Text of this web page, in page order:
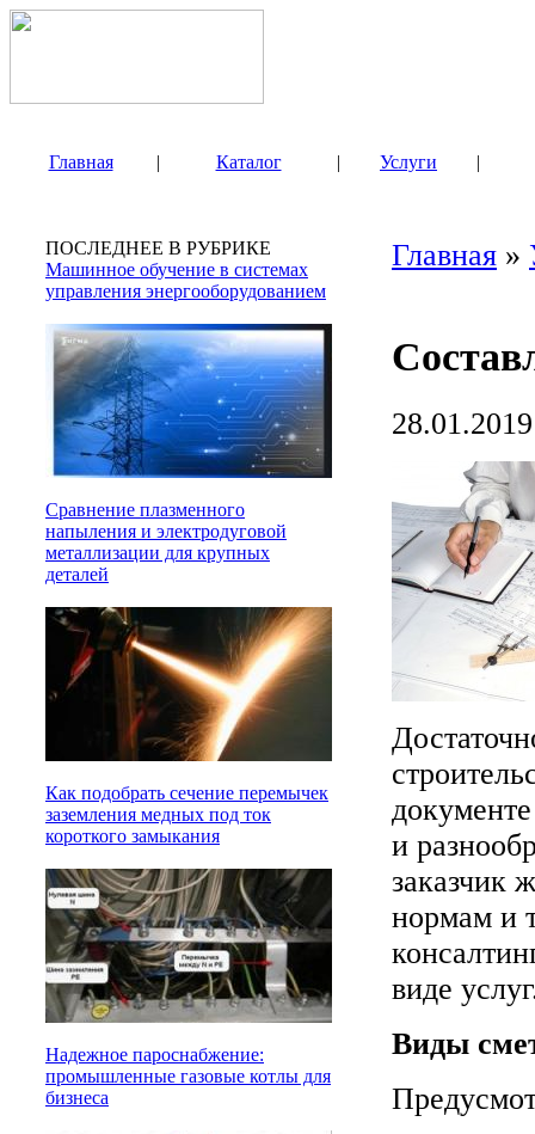
Главная | Каталог | Услуги |
ПОСЛЕДНЕЕ В РУБРИКЕ
Машинное обучение в системах
управления энергооборудованием
Сравнение плазменного
напыления и электродуговой
металлизации для крупных
деталей
Как подобрать сечение перемычек
заземления медных под ток
короткого замыкания
Надежное пароснабжение:
промышленные газовые котлы для
бизнеса
Главная »
28.01.2019
и
заказчик
нормам и
виде
Виды